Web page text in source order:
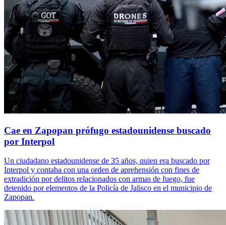
Cae en Zapopan prófugo estadounidense buscado
por Interpol
Un ciudadano estadounidense de 35 años, quien era buscado por
Interpol y contaba con una orden de aprehensión con fines de
extradición por delitos relacionados con armas de fuego, fue
detenido por elementos de la Policía de Jalisco en el municipio de
Zapopan.